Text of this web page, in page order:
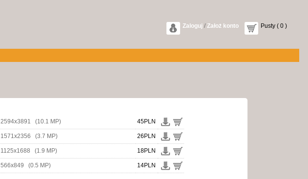
Zaloguj / Założ konto Pusty ( 0 )
2594x3891 (10.1 MP) 45PLN
1571x2356 (3.7 MP) 26PLN
1125x1688 (1.9 MP) 18PLN
566x849 (0.5 MP) 14PLN